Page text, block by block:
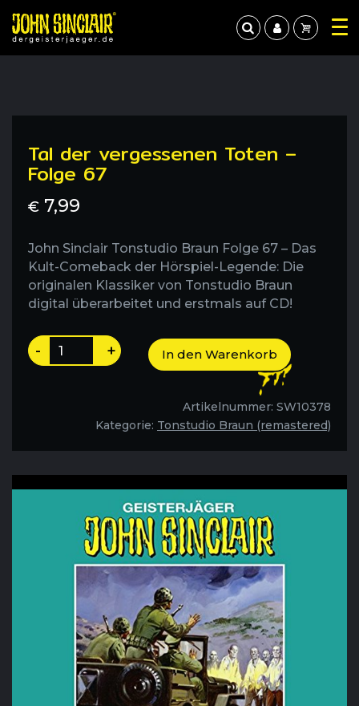
Tal der vergessenen Toten –
Folge 67
€ 7,99
John Sinclair Tonstudio Braun Folge 67 – Das
Kult-Comeback der Hörspiel-Legende: Die
originalen Klassiker von Tonstudio Braun
digital überarbeitet und erstmals auf CD!
Tal
der
67
Menge
- + In den Warenkorb
Artikelnummer: SW10378
Kategorie: Tonstudio Braun (remastered)